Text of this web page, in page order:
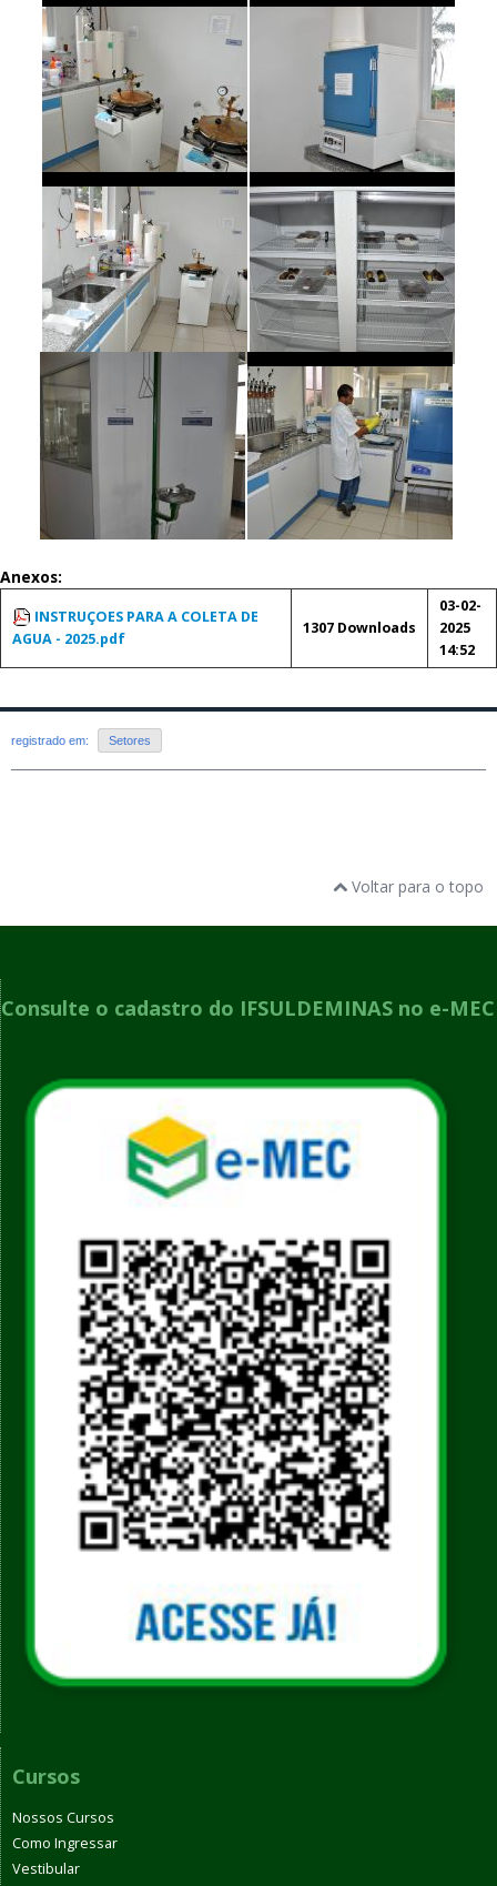
Anexos:
INSTRUÇOES PARA A COLETA DE
AGUA - 2025.pdf
1307 Downloads
03-02-
2025
14:52
registrado em: Setores
Voltar para o topo
Consulte o cadastro do IFSULDEMINAS no e-MEC
Cursos
Nossos Cursos
Como Ingressar
Vestibular